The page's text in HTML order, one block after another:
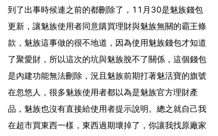
到了出事時候連之前的都刪除了，11月30是魅族錢包
更新，讓魅族使用者同意購買理財與魅族無關的霸王條
款，魅族這事做的很不地道，因為使用魅族錢包才知道
了聚愛財，所以這次的坑與魅族脫不了關係，這個錢包
是內建功能無法刪除，況且魅族前期打著魅活寶的旗號
在忽悠人，很多魅族使用者都以為是魅族官方理財產
品，魅族也沒有直接給使用者提示說明。總之就自己我
在超市買東西一樣，東西過期壞掉了，你讓我找原廠家